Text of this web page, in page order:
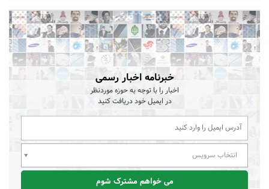
خبرنامه اخبار رسمی
اخبار را با توجه به حوزه موردنظر
در ایمیل خود دریافت کنید
انتخاب سرویس
می خواهم مشترک شوم